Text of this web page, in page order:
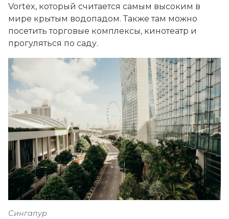
Vortex, который считается самым высоким в
мире крытым водопадом. Также там можно
посетить торговые комплексы, кинотеатр и
прогуляться по саду.
Сингапур